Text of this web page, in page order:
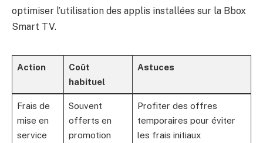
optimiser l’utilisation des applis installées sur la Bbox
Smart TV.
Action
Coût
habituel
Astuces
Frais de
mise en
service
Souvent
offerts en
promotion
Profiter des offres
temporaires pour éviter
les frais initiaux